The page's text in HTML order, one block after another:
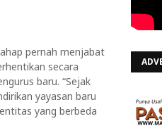
pernah menjabat
secara
baru. “Sejak
yayasan baru
yang berbeda